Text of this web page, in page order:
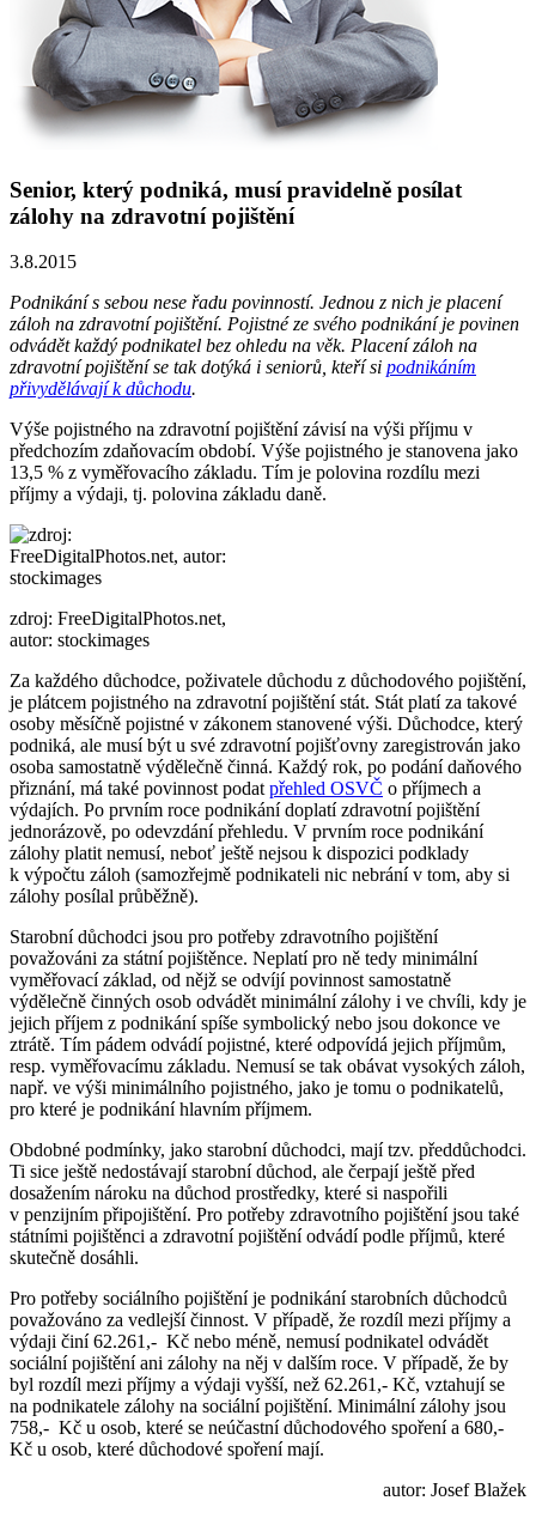
Senior, který podniká, musí pravidelně posílat
zálohy na zdravotní pojištění
3.8.2015
Podnikání s sebou nese řadu povinností. Jednou z nich je placení
záloh na zdravotní pojištění. Pojistné ze svého podnikání je povinen
odvádět každý podnikatel bez ohledu na věk. Placení záloh na
zdravotní pojištění se tak dotýká i seniorů, kteří si podnikáním
přivydělávají k důchodu.
Výše pojistného na zdravotní pojištění závisí na výši příjmu v
předchozím zdaňovacím období. Výše pojistného je stanovena jako
13,5 % z vyměřovacího základu. Tím je polovina rozdílu mezi
příjmy a výdaji, tj. polovina základu daně.
zdroj: FreeDigitalPhotos.net,
autor: stockimages
Za každého důchodce, poživatele důchodu z důchodového pojištění,
je plátcem pojistného na zdravotní pojištění stát. Stát platí za takové
osoby měsíčně pojistné v zákonem stanovené výši. Důchodce, který
podniká, ale musí být u své zdravotní pojišťovny zaregistrován jako
osoba samostatně výdělečně činná. Každý rok, po podání daňového
přiznání, má také povinnost podatpřehled OSVČ o příjmech a
výdajích. Po prvním roce podnikání doplatí zdravotní pojištění
jednorázově, po odevzdání přehledu. V prvním roce podnikání
zálohy platit nemusí, neboť ještě nejsou k dispozici podklady
k výpočtu záloh (samozřejmě podnikateli nic nebrání v tom, aby si
zálohy posílal průběžně).
Starobní důchodci jsou pro potřeby zdravotního pojištění
považováni za státní pojištěnce. Neplatí pro ně tedy minimální
vyměřovací základ, od nějž se odvíjí povinnost samostatně
výdělečně činných osob odvádět minimální zálohy i ve chvíli, kdy je
jejich příjem z podnikání spíše symbolický nebo jsou dokonce ve
ztrátě. Tím pádem odvádí pojistné, které odpovídá jejich příjmům,
resp. vyměřovacímu základu. Nemusí se tak obávat vysokých záloh,
např. ve výši minimálního pojistného, jako je tomu o podnikatelů,
pro které je podnikání hlavním příjmem.
Obdobné podmínky, jako starobní důchodci, mají tzv. předdůchodci.
Ti sice ještě nedostávají starobní důchod, ale čerpají ještě před
dosažením nároku na důchod prostředky, které si naspořili
v penzijním připojištění. Pro potřeby zdravotního pojištění jsou také
státními pojištěnci a zdravotní pojištění odvádí podle příjmů, které
skutečně dosáhli.
Pro potřeby sociálního pojištění je podnikání starobních důchodců
považováno za vedlejší činnost. V případě, že rozdíl mezi příjmy a
výdaji činí 62.261,- Kč nebo méně, nemusí podnikatel odvádět
sociální pojištění ani zálohy na něj v dalším roce. V případě, že by
byl rozdíl mezi příjmy a výdaji vyšší, než 62.261,- Kč, vztahují se
na podnikatele zálohy na sociální pojištění. Minimální zálohy jsou
758,- Kč u osob, které se neúčastní důchodového spoření a 680,-
Kč u osob, které důchodové spoření mají.
autor: Josef Blažek